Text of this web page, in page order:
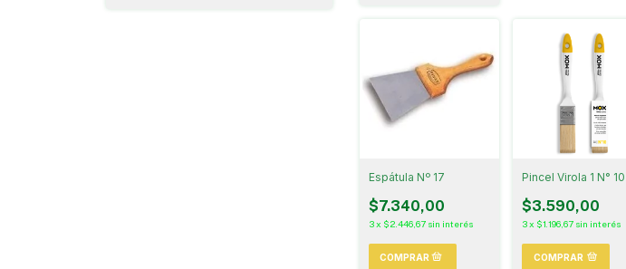
Espátula Nº 17
$7.340,00
3x $2.446,67 sin interés
Pincel Virola 1 N° 10
$3.590,00
3x $1.196,67 sin interés
COMPRAR